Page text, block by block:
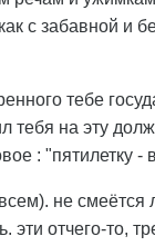
с забавной и
тебе
тебя на эту
: "пятилетку -
не смеётся
эти отчего-то,